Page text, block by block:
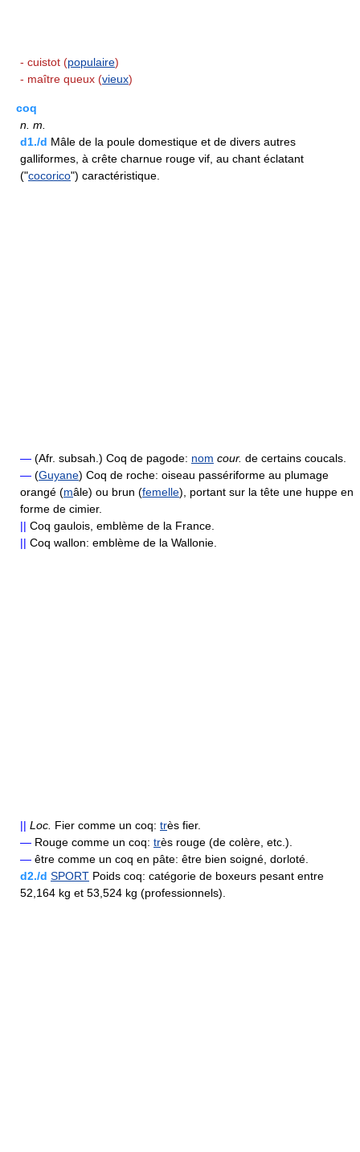
- cuistot (populaire)
- maître queux (vieux)
coq
n. m.
d1./d Mâle de la poule domestique et de divers autres
galliformes, à crête charnue rouge vif, au chant éclatant
("cocorico") caractéristique.
— (Afr. subsah.) Coq de pagode: nom cour. de certains coucals.
— (Guyane) Coq de roche: oiseau passériforme au plumage
orangé (mâle) ou brun (femelle), portant sur la tête une huppe en
forme de cimier.
|| Coq gaulois, emblème de la France.
|| Coq wallon: emblème de la Wallonie.
|| Loc. Fier comme un coq: très fier.
— Rouge comme un coq: très rouge (de colère, etc.).
— être comme un coq en pâte: être bien soigné, dorloté.
d2./d SPORT Poids coq: catégorie de boxeurs pesant entre
52,164 kg et 53,524 kg (professionnels).